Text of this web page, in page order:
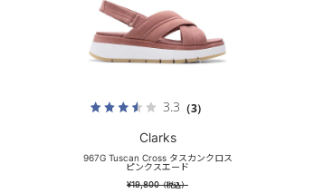
3.3 （3）
Clarks
967G Tuscan Cross タスカンクロス
ピンクスエード
¥19,800（税込）